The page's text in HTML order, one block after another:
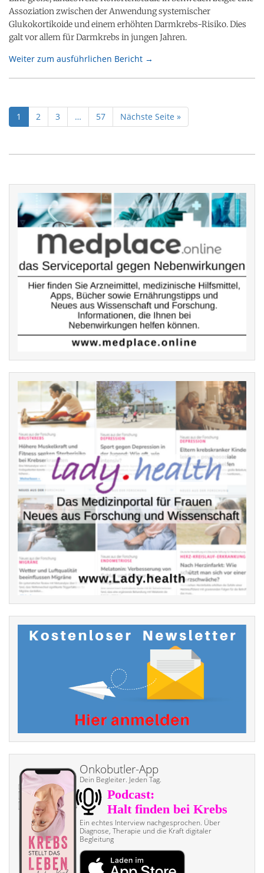
Assoziation zwischen der Anwendung systemischer
Glukokortikoide und einem erhöhten Darmkrebs-Risiko. Dies
galt vor allem für Darmkrebs in jungen Jahren.
Weiter zum ausführlichen Bericht →
1 2 3 … 57 Nächste Seite »
Onkobutler-App
Dein Begleiter. Jeden Tag.
Ein echtes Interview nach­gesprochen. Über
Diagnose, Therapie und die Kraft digitaler
Begleitung